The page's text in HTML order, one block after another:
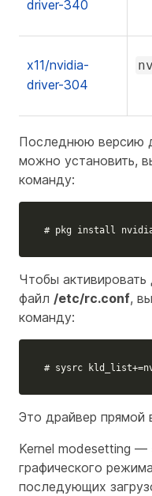
driver-340
x11/nvidia-
driver-304
Последнюю версию
можно установить,
команду:
# pkg install nvidia-
Чтобы
файл /etc/rc.conf,
команду:
# sysrc
Это драйвер прямой
Kernel modesetting —
графического
последующих